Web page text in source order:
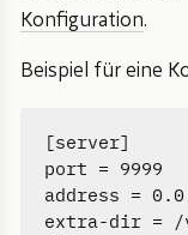
Konfiguration.
Beispiel für eine
[server]
port = 9999
address =
extra-dir = /